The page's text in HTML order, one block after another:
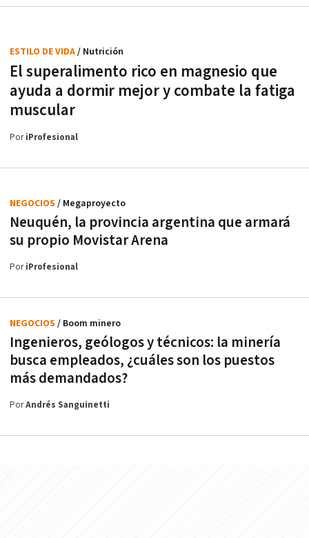
El superalimento rico en magnesio que
ayuda a dormir mejor y combate la fatiga
muscular
ESTILO DE VIDA/ Nutrición
PoriProfesional
Neuquén, la provincia argentina que armará
su propio Movistar Arena
NEGOCIOS / Megaproyecto
PoriProfesional
Ingenieros, geólogos y técnicos: la minería
busca empleados, ¿cuáles son los puestos
más demandados?
NEGOCIOS / Boom minero
PorAndrés Sanguinetti